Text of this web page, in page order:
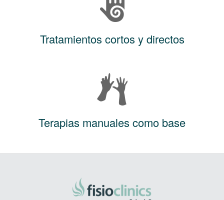
Tratamientos cortos y directos
Terapias manuales como base